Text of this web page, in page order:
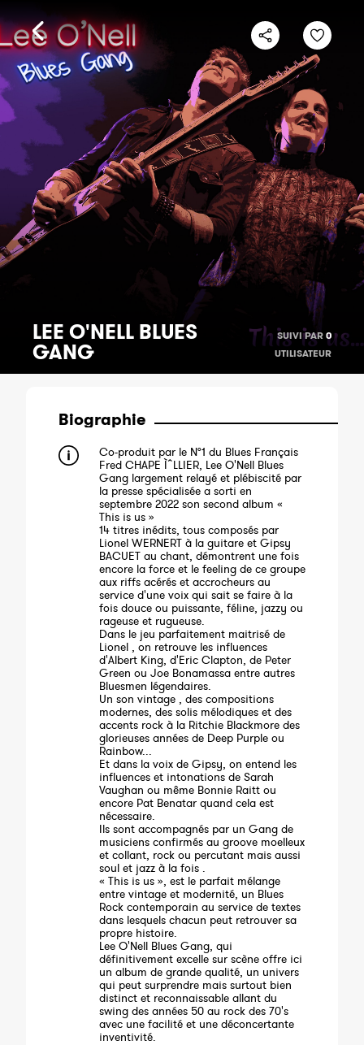
LEE O'NELL BLUES
GANG
SUIVI PAR 0
UTILISATEUR
Biographie
Co-produit par le N°1 du Blues Français
Fred CHAPE ÌˆLLIER, Lee O'Nell Blues
Gang largement relayé et plébiscité par
la presse spécialisée a sorti en
septembre 2022 son second album «
This is us »
14 titres inédits, tous composés par
Lionel WERNERT à la guitare et Gipsy
BACUET au chant, démontrent une fois
encore la force et le feeling de ce groupe
aux riffs acérés et accrocheurs au
service d'une voix qui sait se faire à la
fois douce ou puissante, féline, jazzy ou
rageuse et rugueuse.
Dans le jeu parfaitement maitrisé de
Lionel , on retrouve les influences
d'Albert King, d'Eric Clapton, de Peter
Green ou Joe Bonamassa entre autres
Bluesmen légendaires.
Un son vintage , des compositions
modernes, des solis mélodiques et des
accents rock à la Ritchie Blackmore des
glorieuses années de Deep Purple ou
Rainbow...
Et dans la voix de Gipsy, on entend les
influences et intonations de Sarah
Vaughan ou même Bonnie Raitt ou
encore Pat Benatar quand cela est
nécessaire.
Ils sont accompagnés par un Gang de
musiciens confirmés au groove moelleux
et collant, rock ou percutant mais aussi
soul et jazz à la fois .
« This is us », est le parfait mélange
entre vintage et modernité, un Blues
Rock contemporain au service de textes
dans lesquels chacun peut retrouver sa
propre histoire.
Lee O'Nell Blues Gang, qui
définitivement excelle sur scène offre ici
un album de grande qualité, un univers
qui peut surprendre mais surtout bien
distinct et reconnaissable allant du
swing des années 50 au rock des 70's
avec une facilité et une déconcertante
inventivité.